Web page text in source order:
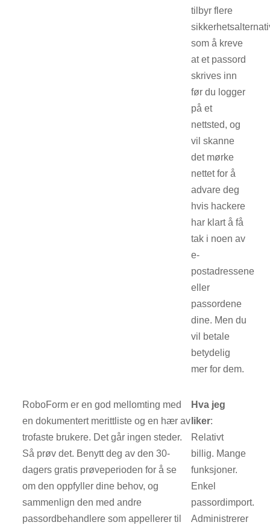
tilbyr flere
som å kreve
at et passord
skrives inn
før du logger
på et
nettsted, og
vil skanne
det mørke
nettet for å
advare deg
hvis hackere
har klart å få
tak i noen av
e-
postadressene
eller
passordene
dine. Men du
vil betale
betydelig
mer for dem.
RoboForm er en god mellomting med
en dokumentert merittliste og en hær av
trofaste brukere. Det går ingen steder.
Så prøv det. Benytt deg av den 30-
dagers gratis prøveperioden for å se
om den oppfyller dine behov, og
sammenlign den med andre
passordbehandlere som appellerer til
Hva jeg
liker:
Relativt
billig. Mange
funksjoner.
Enkel
passordimport.
Administrerer